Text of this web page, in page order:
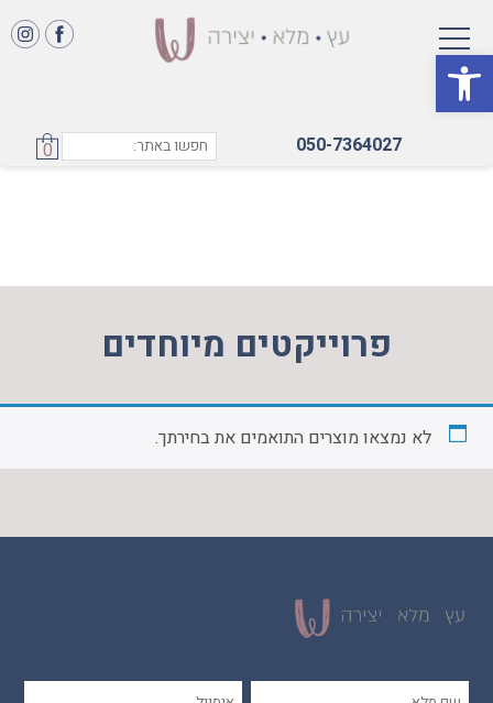
פתח סרגל נגישות
050-7364027
0
פרוייקטים מיוחדים
לא נמצאו מוצרים התואמים את בחירתך.